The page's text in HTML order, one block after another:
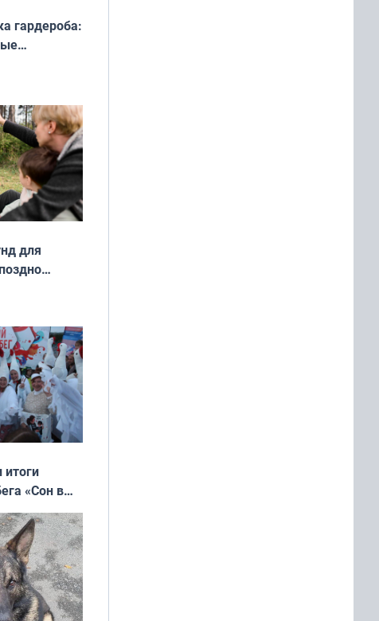
гардероба:
сезон
для
и без
итоги
«Сон в